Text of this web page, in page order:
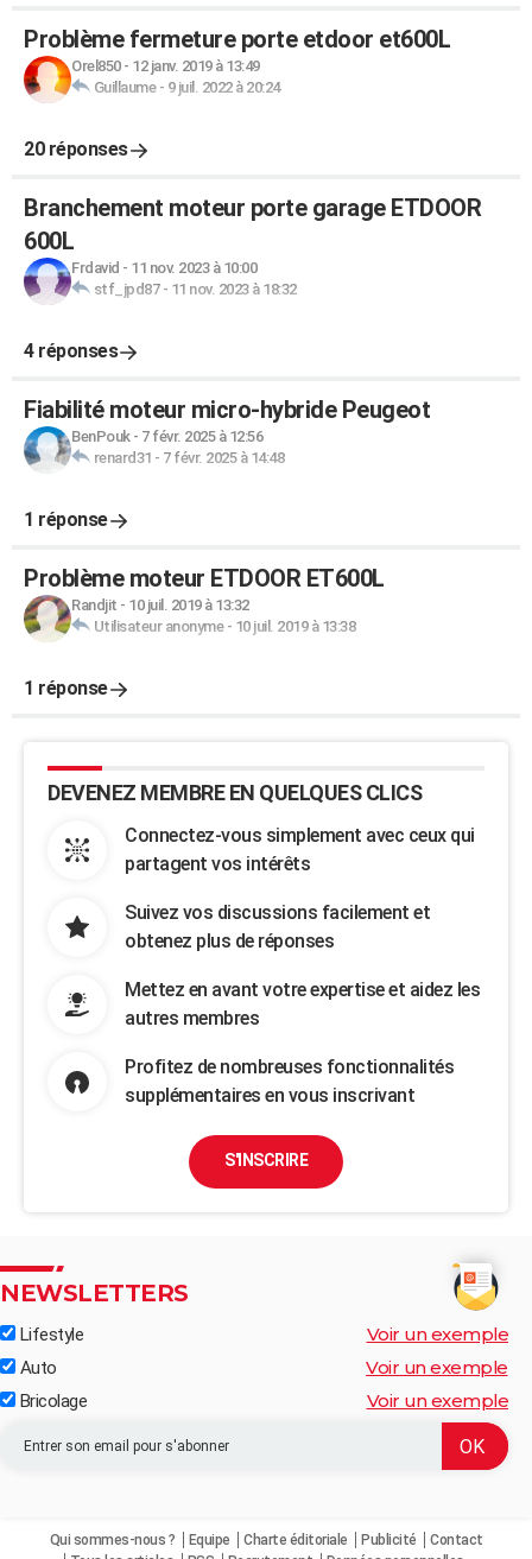
Problème fermeture porte etdoor et600L
Orel850- 12 janv. 2019 à 13:49
Guillaume- 9 juil. 2022 à 20:24
20 réponses
Branchement moteur porte garage ETDOOR
600L
Frdavid - 11 nov. 2023 à 10:00
stf_jpd87- 11 nov. 2023 à 18:32
4 réponses
Fiabilité moteur micro-hybride Peugeot
BenPouk- 7 févr. 2025 à 12:56
renard31 - 7 févr. 2025 à 14:48
1 réponse
Problème moteur ETDOOR ET600L
Randjit - 10 juil. 2019 à 13:32
Utilisateur anonyme- 10 juil. 2019 à 13:38
1 réponse
DEVENEZ MEMBRE EN QUELQUES CLICS
Connectez-vous simplement avec ceux qui
partagent vos intérêts
Suivez vos discussions facilement et
obtenez plus de réponses
Mettez en avant votre expertise et aidez les
autres membres
Profitez de nombreuses fonctionnalités
supplémentaires en vous inscrivant
S'INSCRIRE
NEWSLETTERS
Lifestyle Voir un exemple
Auto Voir un exemple
Bricolage Voir un exemple
Qui sommes-nous ? Equipe Charte éditoriale Publicité
Contact